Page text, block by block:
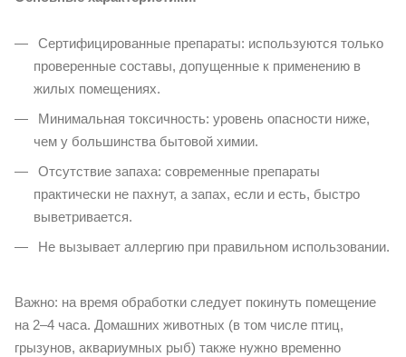
Сертифицированные препараты: используются только
проверенные составы, допущенные к применению в
жилых помещениях.
Минимальная токсичность: уровень опасности ниже,
чем у большинства бытовой химии.
Отсутствие запаха: современные препараты
практически не пахнут, а запах, если и есть, быстро
выветривается.
Не вызывает аллергию при правильном использовании.
Важно: на время обработки следует покинуть помещение
на 2–4 часа. Домашних животных (в том числе птиц,
грызунов, аквариумных рыб) также нужно временно